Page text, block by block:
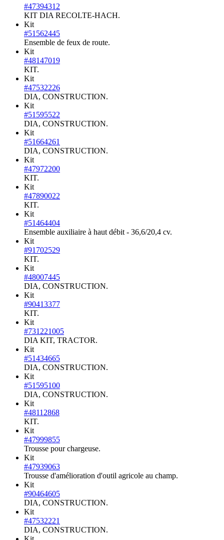
#47394312
KIT DIA RECOLTE-HACH.
Kit
#51562445
Ensemble de feux de route.
Kit
#48147019
KIT.
Kit
#47532226
DIA, CONSTRUCTION.
Kit
#51595522
DIA, CONSTRUCTION.
Kit
#51664261
DIA, CONSTRUCTION.
Kit
#47972200
KIT.
Kit
#47890022
KIT.
Kit
#51464404
Ensemble auxiliaire à haut débit - 36,6/20,4 cv.
Kit
#91702529
KIT.
Kit
#48007445
DIA, CONSTRUCTION.
Kit
#90413377
KIT.
Kit
#731221005
DIA KIT, TRACTOR.
Kit
#51434665
DIA, CONSTRUCTION.
Kit
#51595100
DIA, CONSTRUCTION.
Kit
#48112868
KIT.
Kit
#47999855
Trousse pour chargeuse.
Kit
#47939063
Trousse d'amélioration d'outil agricole au champ.
Kit
#90464605
DIA, CONSTRUCTION.
Kit
#47532221
DIA, CONSTRUCTION.